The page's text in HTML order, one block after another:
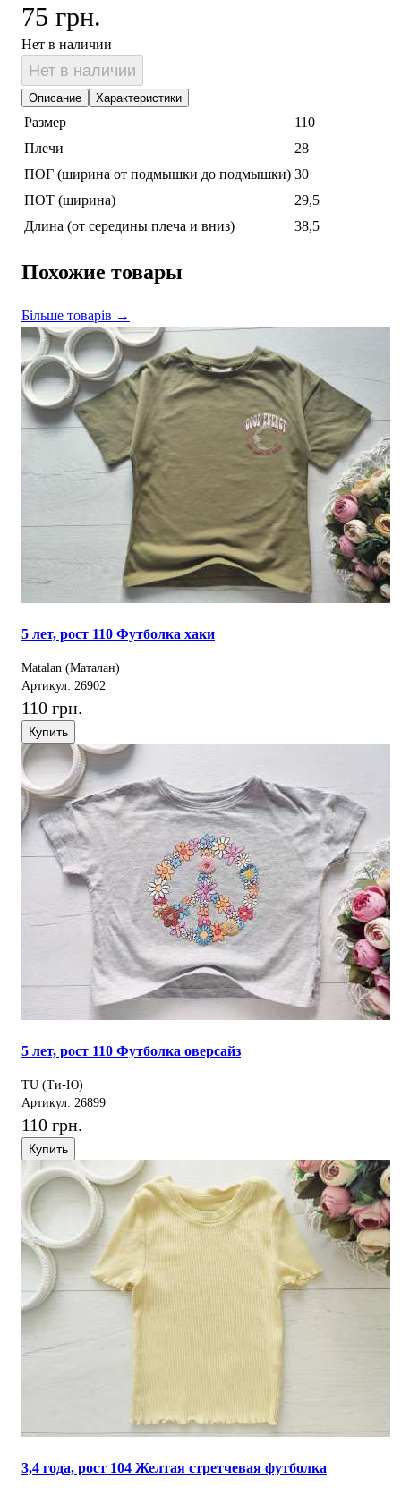
75 грн.
Нет в наличии
Нет в наличии
Описание Характеристики
Размер
110
Плечи
28
ПОГ (ширина от подмышки до подмышки) 30
ПОТ (ширина)
29,5
Длина (от середины плеча и вниз)
38,5
Похожие товары
Більше товарів →
5 лет, рост 110 Футболка хаки
Matalan (Маталан)
Артикул: 26902
110 грн.
Купить
5 лет, рост 110 Футболка оверсайз
TU (Ти-Ю)
Артикул: 26899
110 грн.
Купить
3,4 года, рост 104 Желтая стретчевая футболка